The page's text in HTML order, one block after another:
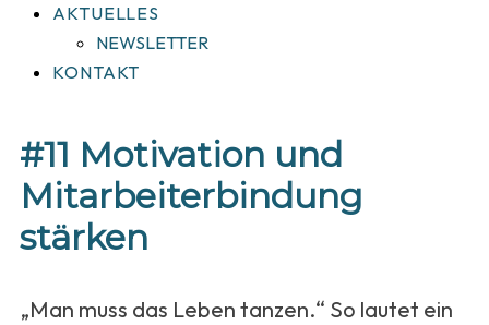
AKTUELLES
NEWSLETTER
KONTAKT
#11 Motivation und
Mitarbeiterbindung
stärken
„Man muss das Leben tanzen.“ So lautet ein